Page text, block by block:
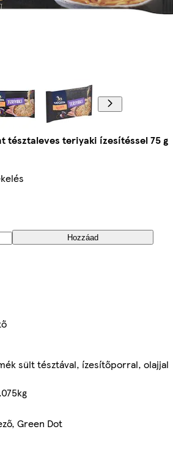
tésztaleves teriyaki ízesítéssel 75 g
Hozzáad
sült tésztával, ízesítőporral, olajjal
Green Dot